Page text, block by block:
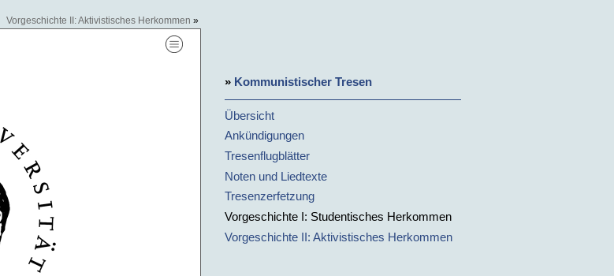
Vorgeschichte II: Aktivistisches Herkommen »
» Kommunistischer Tresen
Übersicht
Ankündigungen
Tresenflugblätter
Noten und Liedtexte
Tresenzerfetzung
Vorgeschichte I: Studentisches Herkommen
Vorgeschichte II: Aktivistisches Herkommen